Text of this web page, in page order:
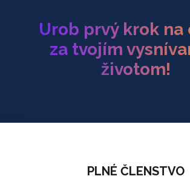
Urob prvý krok na
za tvojím
životom!
PLNÉ ČLENSTVO